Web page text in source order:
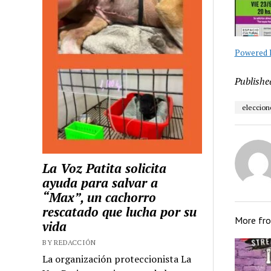
La Voz Patita solicita
ayuda para salvar a
“Max”, un cachorro
rescatado que lucha por su
vida
BY REDACCIÓN
La organización proteccionista La
Powered
More